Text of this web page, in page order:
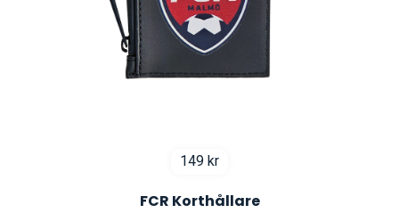
149 kr
FCR Korthållare